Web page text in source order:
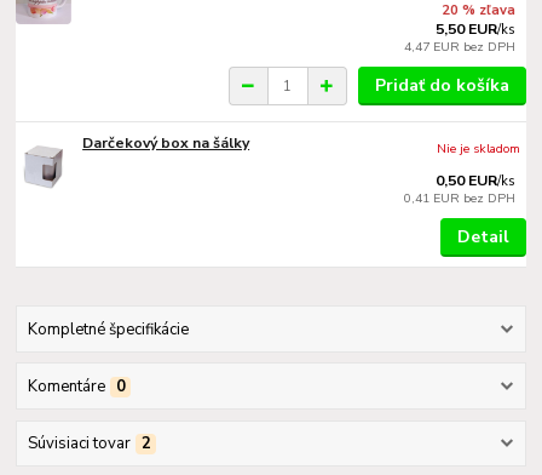
20 % zľava
5,50 EUR/ks
4,47 EUR bez DPH
Pridať do košíka
Darčekový box na šálky
0,50 EUR/ks
0,41 EUR bez DPH
Nie je skladom
Detail
Kompletné špecifikácie
Komentáre 0
Súvisiaci tovar 2